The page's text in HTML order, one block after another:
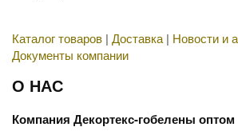
Каталог товаров | Доставка | Новости и
Документы компании
О НАС
Компания Декортекс-гобелены оптом